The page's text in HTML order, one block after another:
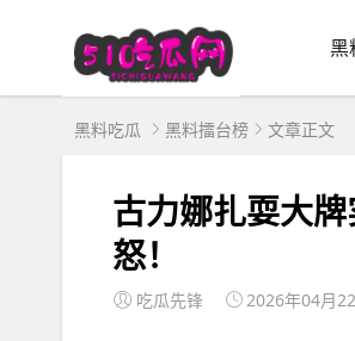
黑
黑料吃瓜 黑料擂台榜 文章正文
古力娜扎耍大
怒！
吃瓜先锋 2026年04月